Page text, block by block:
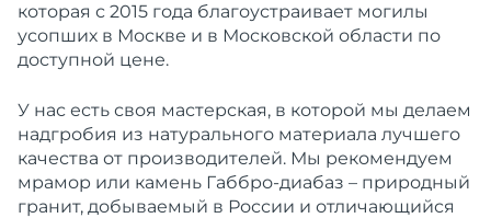
которая с 2015 года благоустраивает могилы
усопших в Москве и в Московской области по
доступной цене.
У нас есть своя мастерская, в которой мы делаем
надгробия из натурального материала лучшего
качества от производителей. Мы рекомендуем
мрамор или камень Габбро-диабаз – природный
гранит, добываемый в России и отличающийся